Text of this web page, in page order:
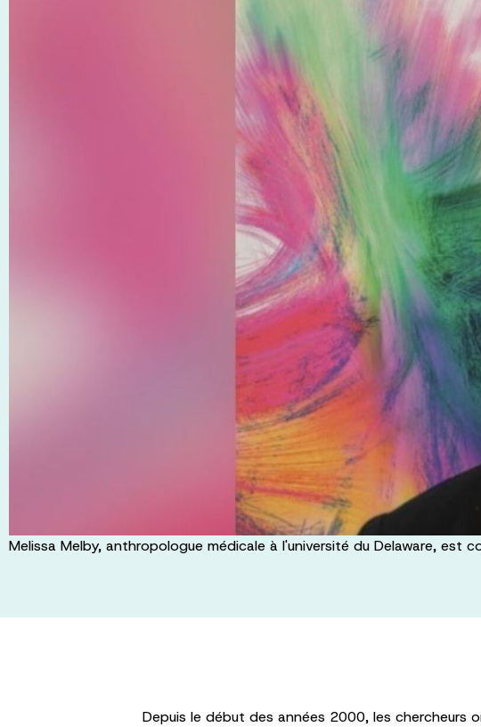
Melissa Melby, anthropologue médicale à l'université du Delaware, est
Depuis le début des années 2000, les